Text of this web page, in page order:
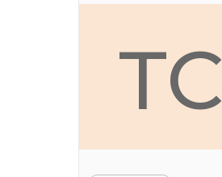
TC